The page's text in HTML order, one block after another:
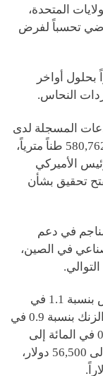
المتحدة،
تحسباً لفرض
بحلول أواخر
النحاس.
المسجلة لدى
بورصة «كومكس» 640,181 طناً قصيراً، أو 580,762 طناً مترياً،
الرئيس الأميركي
تحقيق بشأن
في دعم
في الصين،
وعلى صعيد المعادن الصناعية، ارتفع النحاس بنسبة 1.1 في
المائة ليصل إلى 13,792 دولاراً للطن، وزاد الزنك بنسبة 0.9 في
المائة إلى 3,571 دولاراً، والرصاص بنسبة 0.1 في المائة إلى
2,018 دولاراً، والقصدير بنسبة 2 في المائة إلى 56,500 دولار،